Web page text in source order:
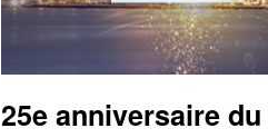
25e anniversaire